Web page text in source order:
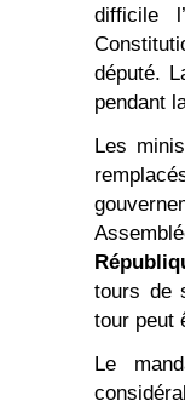
difficile
député.
pendant
Les
tours de
tour peut
Le